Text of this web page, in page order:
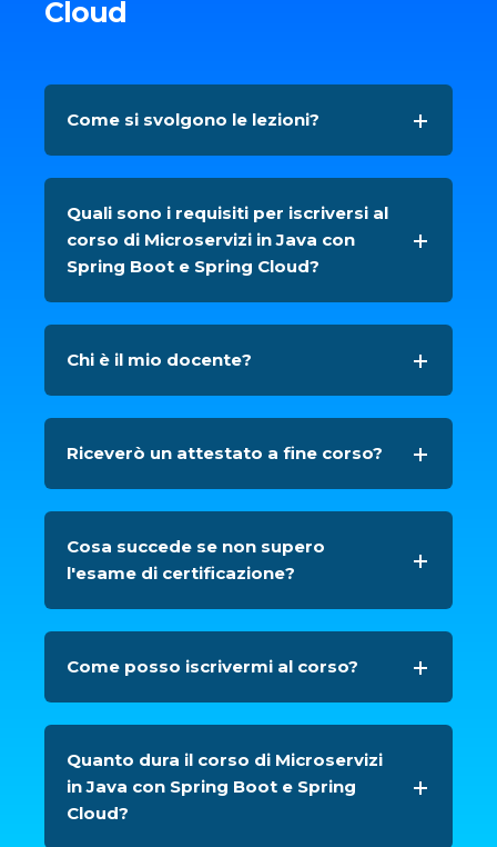
Cloud
Come si svolgono le lezioni?
Quali sono i requisiti per iscriversi al
corso di Microservizi in Java con
Spring Boot e Spring Cloud?
Chi è il mio docente?
Riceverò un attestato a fine corso?
Cosa succede se non supero
l'esame di certificazione?
Come posso iscrivermi al corso?
Quanto dura il corso di Microservizi
in Java con Spring Boot e Spring
Cloud?